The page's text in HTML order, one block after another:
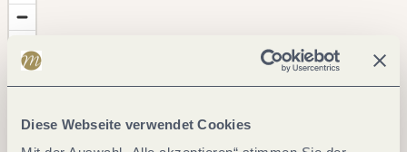
Diese Webseite verwendet Cookies